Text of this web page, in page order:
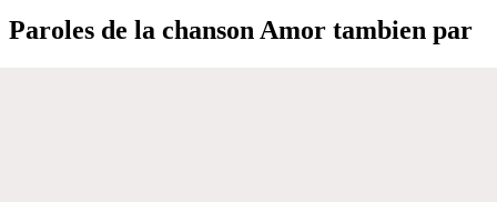
Paroles de la chanson Amor tambien par